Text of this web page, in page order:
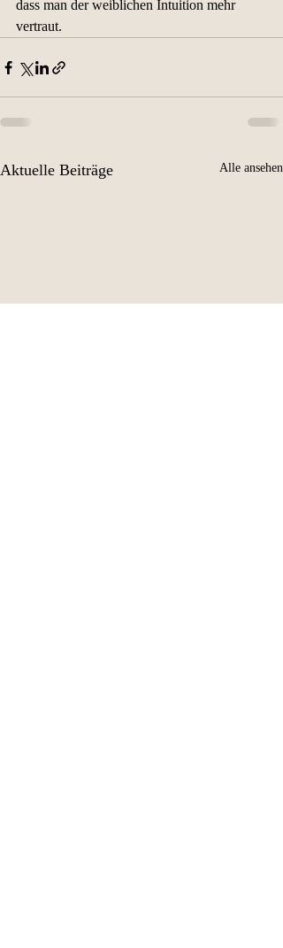
dass man der weiblichen Intuition mehr
vertraut.
Aktuelle Beiträge Alle ansehen